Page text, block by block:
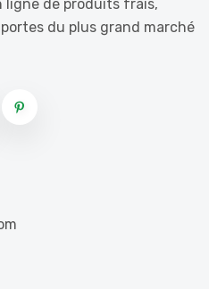
ligne de produits frais,
du plus grand marché